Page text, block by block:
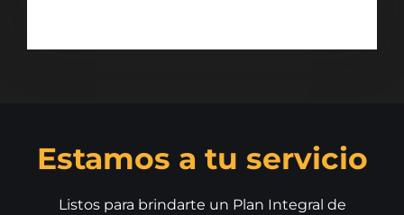
Estamos a tu servicio
Listos para brindarte un Plan Integral de